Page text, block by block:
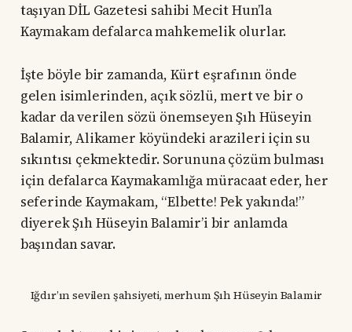
taşıyan DİL Gazetesi sahibi Mecit Hun’la
Kaymakam defalarca mahkemelik olurlar.
İşte böyle bir zamanda, Kürt eşrafının önde
gelen isimlerinden, açık sözlü, mert ve bir o
kadar da verilen sözü önemseyen Şıh Hüseyin
Balamir, Alikamer köyündeki arazileri için su
sıkıntısı çekmektedir. Sorununa çözüm bulması
için defalarca Kaymakamlığa müracaat eder, her
seferinde Kaymakam, “Elbette! Pek yakında!”
diyerek Şıh Hüseyin Balamir’i bir anlamda
başından savar.
Iğdır’ın sevilen şahsiyeti, merhum Şıh Hüseyin Balamir